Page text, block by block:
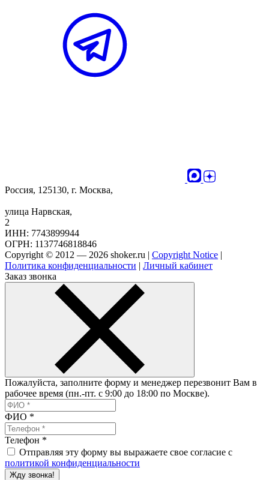
Россия, 125130, г. Москва,
улица Нарвская,
2
ИНН: 7743899944
ОГРН: 1137746818846
Copyright © 2012 — 2026 shoker.ru | Copyright Notice |
Политика конфиденциальности | Личный кабинет
Заказ звонка
Пожалуйста, заполните форму и менеджер перезвонит Вам в
рабочее время (пн.-пт. с 9:00 до 18:00 по Москве).
ФИО *
Телефон *
Отправляя эту форму вы выражаете свое согласие с
политикой конфиденциальности
Жду звонка!